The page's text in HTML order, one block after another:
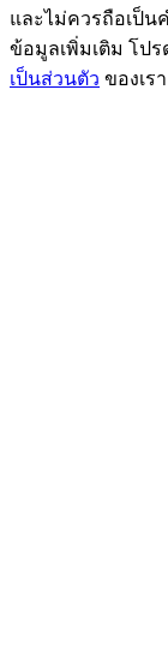
ศูนย์รางวัล
เข้าสู่ระบบลงชื่อ
และไม่ควรถือเป็น
ข้อมูลเพิ่มเติม โปร
เป็นส่วนตัว ของเรา